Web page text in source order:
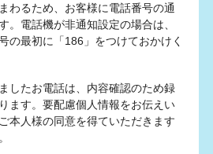
わるため、お客様に電話番号の通
。電話機が非通知設定の場合は、
の最初に「186」をつけておかけく
したお電話は、内容確認のため録
ます。要配慮個人情報をお伝えい
本人様の同意を得ていただきます